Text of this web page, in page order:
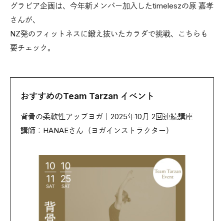
グラビア企画は、今年新メンバー加入したtimeleszの原 嘉孝
さんが、
NZ発のフィットネスに鍛え抜いたカラダで挑戦、こちらも
要チェック。
おすすめのTeam Tarzan イベント
背骨の柔軟性アップヨガ｜2025年10月 2回連続講座
講師：HANAEさん（ヨガインストラクター）